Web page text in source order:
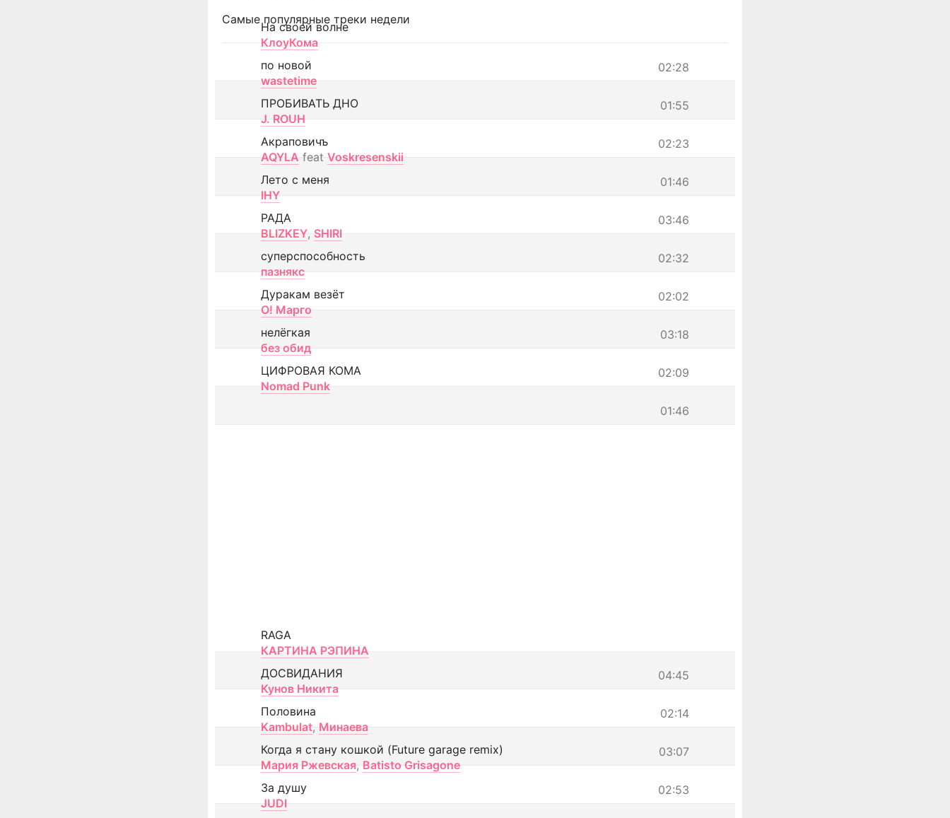
Самые популярные треки недели
На своей волне
КлоуКома
02:28
по новой
wastetime
01:55
ПРОБИВАТЬ ДНО
J. ROUH
02:23
Акраповичъ
AQYLA feat Voskresenskii
01:46
Лето с меня
IHY
03:46
РАДА
BLIZKEY, SHIRI
02:32
суперспособность
пазнякс
02:02
Дуракам везёт
О! Марго
03:18
нелёгкая
без обид
02:09
ЦИФРОВАЯ КОМА
Nomad Punk
01:46
RAGA
КАРТИНА РЭПИНА
04:45
ДОСВИДАНИЯ
Кунов Никита
02:14
Половина
Kambulat, Минаева
03:07
Когда я стану кошкой (Future garage remix)
Мария Ржевская, Batisto Grisagone
02:53
За душу
JUDI